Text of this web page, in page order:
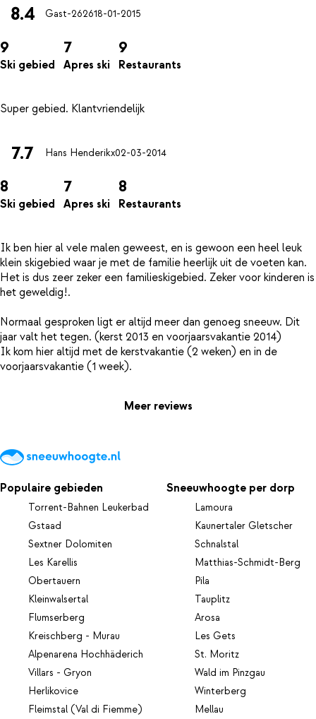
8.4 Gast-262618-01-2015
9
Ski gebied
7
Apres ski
9
Restaurants
7.7 Hans Henderikx02-03-2014
8
Ski gebied
7
Apres ski
8
Restaurants
Ik ben hier al vele malen geweest, en is gewoon een heel leuk
klein skigebied waar je met de familie heerlijk uit de voeten kan.
Het is dus zeer zeker een familieskigebied. Zeker voor kinderen is
het geweldig!.
Normaal gesproken ligt er altijd meer dan genoeg sneeuw. Dit
jaar valt het tegen. (kerst 2013 en voorjaarsvakantie 2014)
Ik kom hier altijd met de kerstvakantie (2 weken) en in de
Meer reviews
Populaire gebieden
Torrent-Bahnen Leukerbad
Gstaad
Sextner Dolomiten
Les Karellis
Obertauern
Kleinwalsertal
Flumserberg
Kreischberg - Murau
Alpenarena Hochhäderich
Villars - Gryon
Herlikovice
Fleimstal (Val di Fiemme)
Sneeuwhoogte per dorp
Lamoura
Kaunertaler Gletscher
Schnalstal
Matthias-Schmidt-Berg
Pila
Tauplitz
Arosa
Les Gets
St. Moritz
Wald im Pinzgau
Winterberg
Mellau